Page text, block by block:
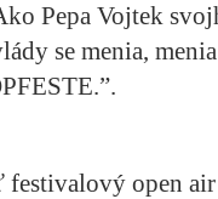
Pepa Vojtek
se menia,
festivalový open